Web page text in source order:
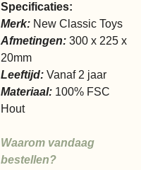
Specificaties:
Merk: New Classic Toys
Afmetingen: 300 x 225 x
20mm
Leeftijd: Vanaf 2 jaar
Materiaal: 100% FSC
Hout
Waarom vandaag
bestellen?